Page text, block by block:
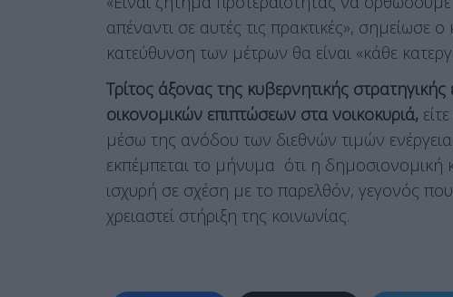
απέναντι σε αυτές τις πρακτικές», σημείωσε
κατεύθυνση των μέτρων θα είναι «κάθε
Τρίτος άξονας της κυβερνητικής στρατηγικής
οικονομικών επιπτώσεων στα νοικοκυριά,
μέσω της ανόδου των διεθνών τιμών
εκπέμπεται το μήνυμα ότι η δημοσιονομική
ισχυρή σε σχέση με το παρελθόν, γεγονός που
χρειαστεί στήριξη της κοινωνίας.